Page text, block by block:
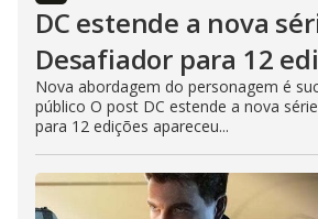
DC estende a nova
Desafiador para 12
Nova abordagem do personagem é
público O post DC estende a nova
para 12 edições apareceu...